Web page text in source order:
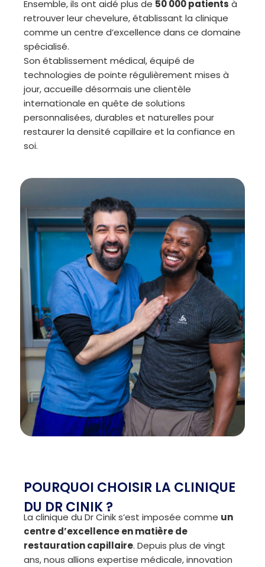
Ensemble, ils ont aidé plus de 50 000 patients à
retrouver leur chevelure, établissant la clinique
comme un centre d’excellence dans ce domaine
spécialisé.
Son établissement médical, équipé de
technologies de pointe régulièrement mises à
jour, accueille désormais une clientèle
internationale en quête de solutions
personnalisées, durables et naturelles pour
restaurer la densité capillaire et la confiance en
soi.
POURQUOI CHOISIR LA CLINIQUE
DU DR CINIK ?
La clinique du Dr Cinik s’est imposée comme un
centre d’excellence en matière de
restauration capillaire. Depuis plus de vingt
ans, nous allions expertise médicale, innovation